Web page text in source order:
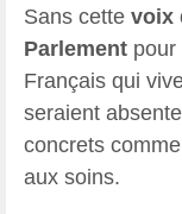
Sans cette voix
Parlement pour
Français qui
seraient
concrets
aux soins.